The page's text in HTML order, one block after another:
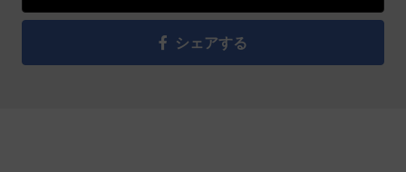
シェアする